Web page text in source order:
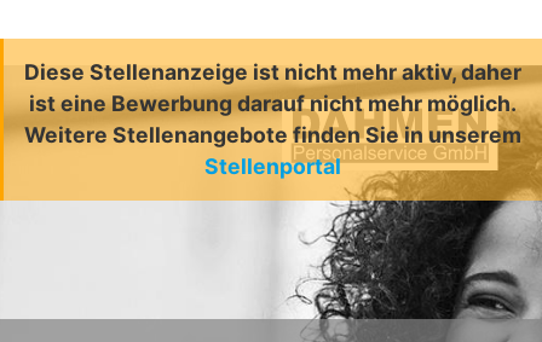
Diese Stellenanzeige ist nicht mehr aktiv, daher
ist eine Bewerbung darauf nicht mehr möglich.
Weitere Stellenangebote finden Sie in unserem
Stellenportal